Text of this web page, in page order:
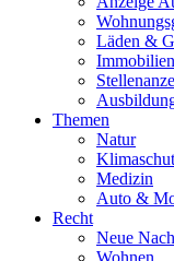
Läden &
Themen
Natur
Medizin
Auto &
Recht
Neue